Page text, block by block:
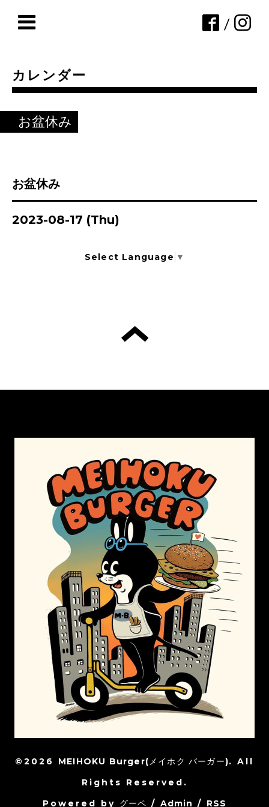
/
カレンダー
お盆休み
お盆休み
2023-08-17 (Thu)
Select Language ▼
©2026 MEIHOKU Burger(メイホク バーガー). All
Rights Reserved.
Powered by グーペ / Admin / RSS